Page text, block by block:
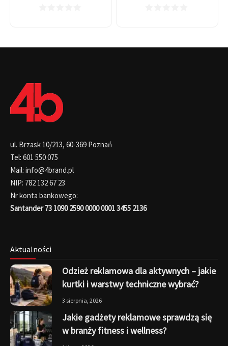
ul. Brzask 10/213, 60-369 Poznań
Tel: 601 550 075
Mail: info@4brand.pl
NIP: 782 132 67 23
Nr konta bankowego:
Santander 73 1090 2590 0000 0001 3455 2136
Aktualności
Odzież reklamowa dla aktywnych – jakie
kurtki i warstwy techniczne wybrać?
3 sierpnia, 2026
Jakie gadżety reklamowe sprawdzą się
w branży fitness i wellness?